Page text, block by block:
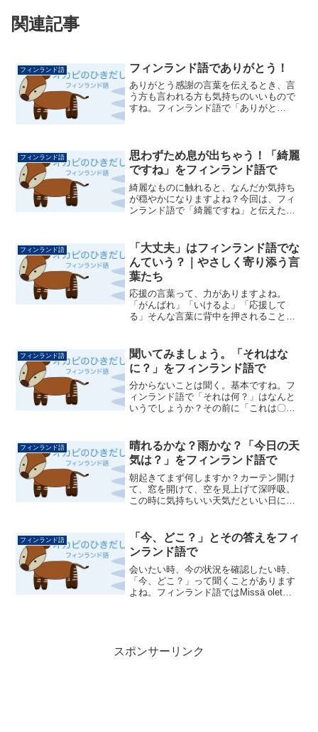
関連記事
フィンランド語 フィンランド語でありがとう！
ありがとう感謝の言葉を伝えるとき、言
う方も言われる方も気持ちのいいもので
すね。フィンランド語で「ありがと
フィンランド語
思わずため息が出ちゃう！「綺麗
ですね」をフィンランド語で
綺麗なものに触れると、なんだか気持ち
が穏やかになりますよね？今回は、フィ
ンランド語で「綺麗ですね」と伝えたい
語は最も一般的な「美しい」という意味
で、シンプル...
フィンランド語
「大丈夫」はフィンランド語でな
んていう？｜やさしく寄り添う言
葉たち
応援の言葉って、力がありますよね。
「がんばれ」「いけるよ」「応援して
る」そんな言葉に背中を押されること、
「大丈夫」不安なとき、ちょっと自信が
足りないとき、寄り添ってくれる...
フィンランド語
聞いてみましょう。「それはな
に？」をフィンランド語で
分からないことは聞く。基本ですね。フ
ィンランド語で「それは何？」はなんと
いうでしょうか？その前に「これは〇〇
ド語ではTämä on kirja.(タマ オン キルヤ)
で...
フィンランド語
晴れるかな？雨かな？「今日の天
気は？」をフィンランド語で
朝起きてまず何しますか？カーテン開け
て、窓を開けて、空を見上げて深呼吸。
この時に気持ちいい天気だといい日にな
す。Millainen sää on tänään?(ミライネン
...
フィンランド語
「今、どこ？」とその答えをフィ
ンランド語で
会いたい時、今の状況を確認したい時、
「今、どこ？」って聞くことがあります
よね。フィンランド語ではMissä olet
スポンサーリンク